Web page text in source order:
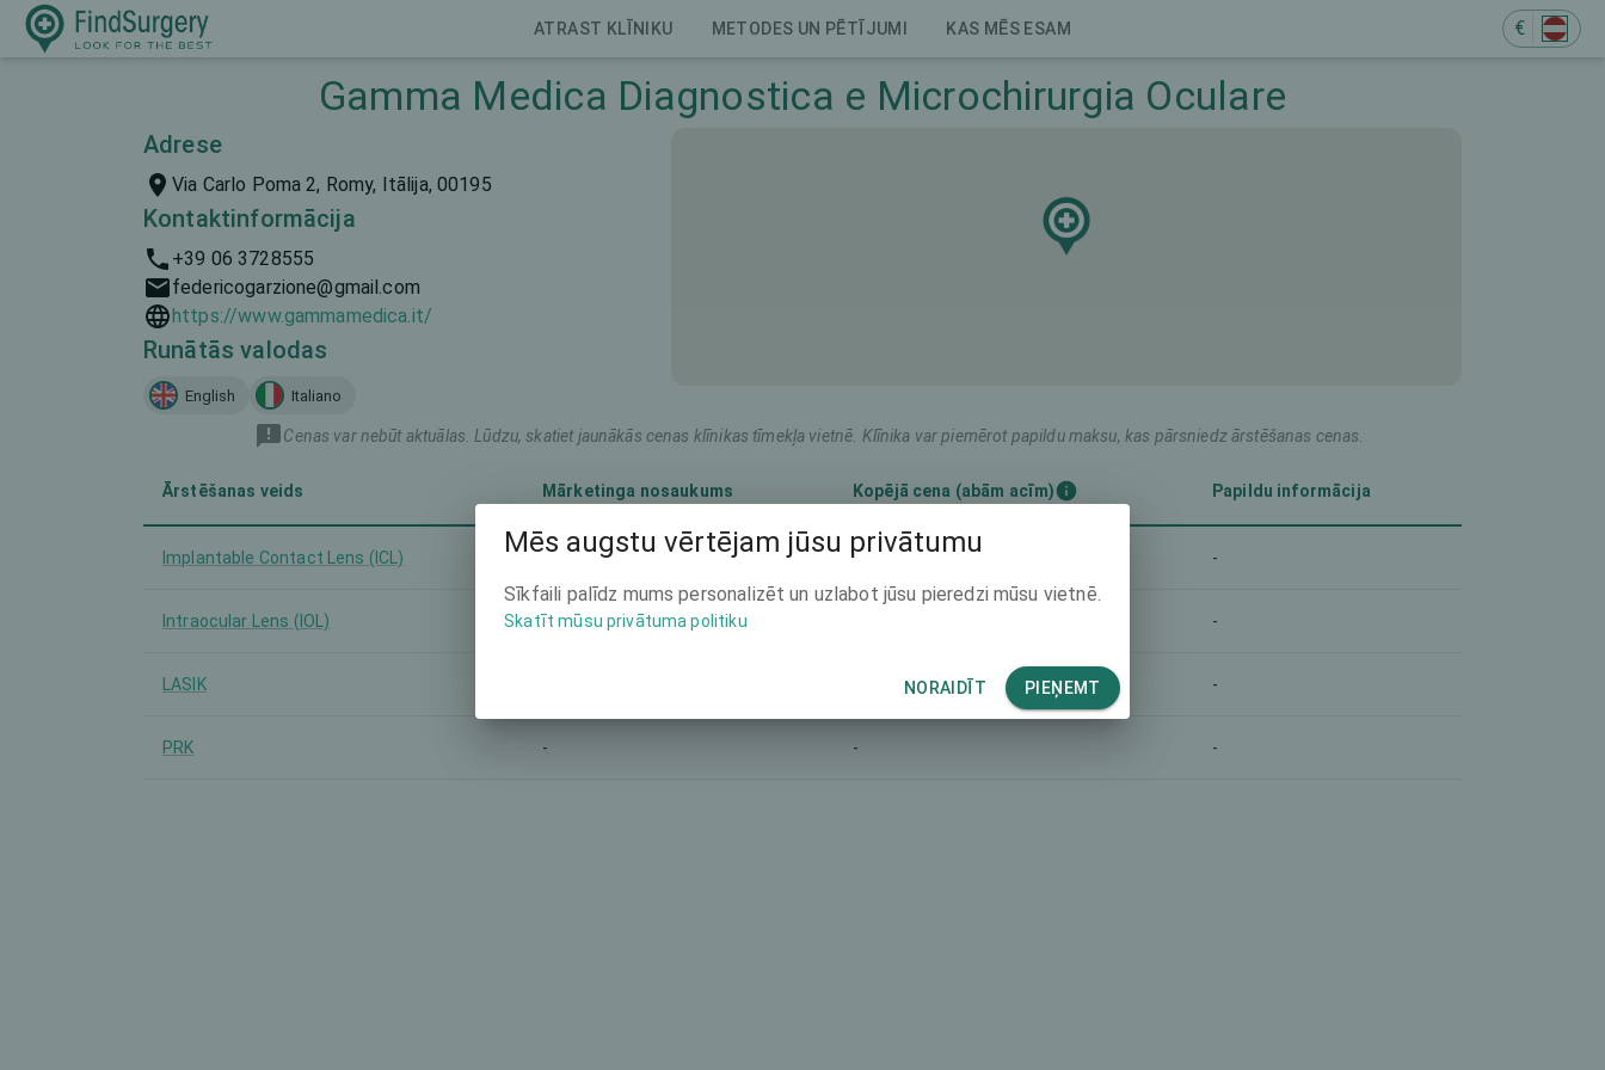
ATRAST KLĪNIKU METODES UN PĒTĪJUMI KAS MĒS ESAM €
Gamma Medica Diagnostica e Microchirurgia Oculare
Adrese
Via Carlo Poma 2, Romу, Itālija, 00195
Kontaktinformācija
+39 06 3728555
federicogarzione@gmail.com
https://www.gammamedica.it/
Runātās valodas
English Italiano
Cenas var nebūt aktuālas. Lūdzu, skatiet jaunākās cenas klīnikas tīmekļa vietnē. Klīnika var piemērot papildu maksu, kas pārsniedz ārstēšanas cenas.
Ārstēšanas veids Mārketinga nosaukums Kopējā cena (abām acīm) Papildu informācija
Implantable Contact Lens (ICL) - - -
Intraocular Lens (IOL) - -
LASIK -
PRK - - -
Mēs augstu vērtējam jūsu privātumu
Sīkfaili palīdz mums personalizēt un uzlabot jūsu pieredzi mūsu vietnē.
Skatīt mūsu privātuma politiku
NORAIDĪT PIEŅEMT